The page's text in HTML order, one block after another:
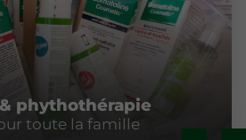
phythothérapie
toute la famille